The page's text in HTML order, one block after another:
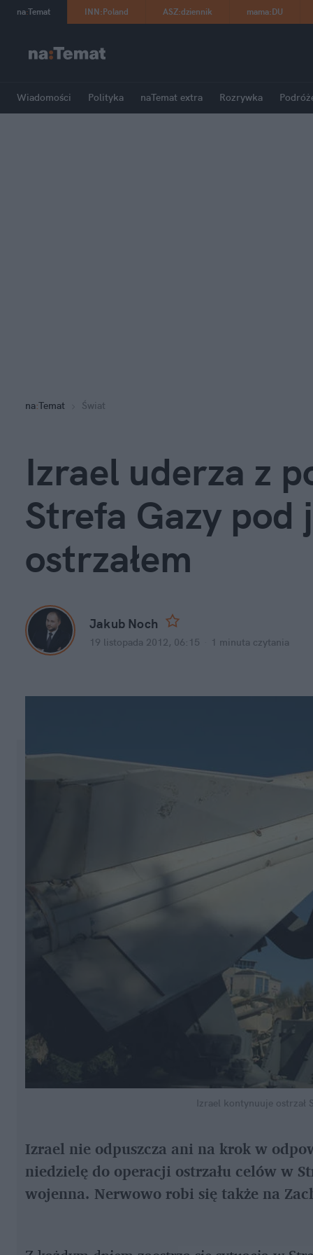
na:Temat INN:Poland ASZ:dziennik mama:DU
Wiadomości Polityka naTemat extra Rozrywka
na:Temat Świat
Izrael uderza z
Strefa Gazy pod
ostrzałem
Jakub Noch
19 listopada 2012, 06:15 1 minuta czytania
Izrael kontynuuje ostrzał
Izrael nie odpuszcza ani na krok w
niedzielę do operacji ostrzału celów w
wojenna. Nerwowo robi się także na